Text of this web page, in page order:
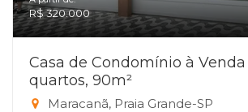
R$ 320.000
Casa de Condomínio à
quartos, 90m²
Maracanã, Praia Grande-SP